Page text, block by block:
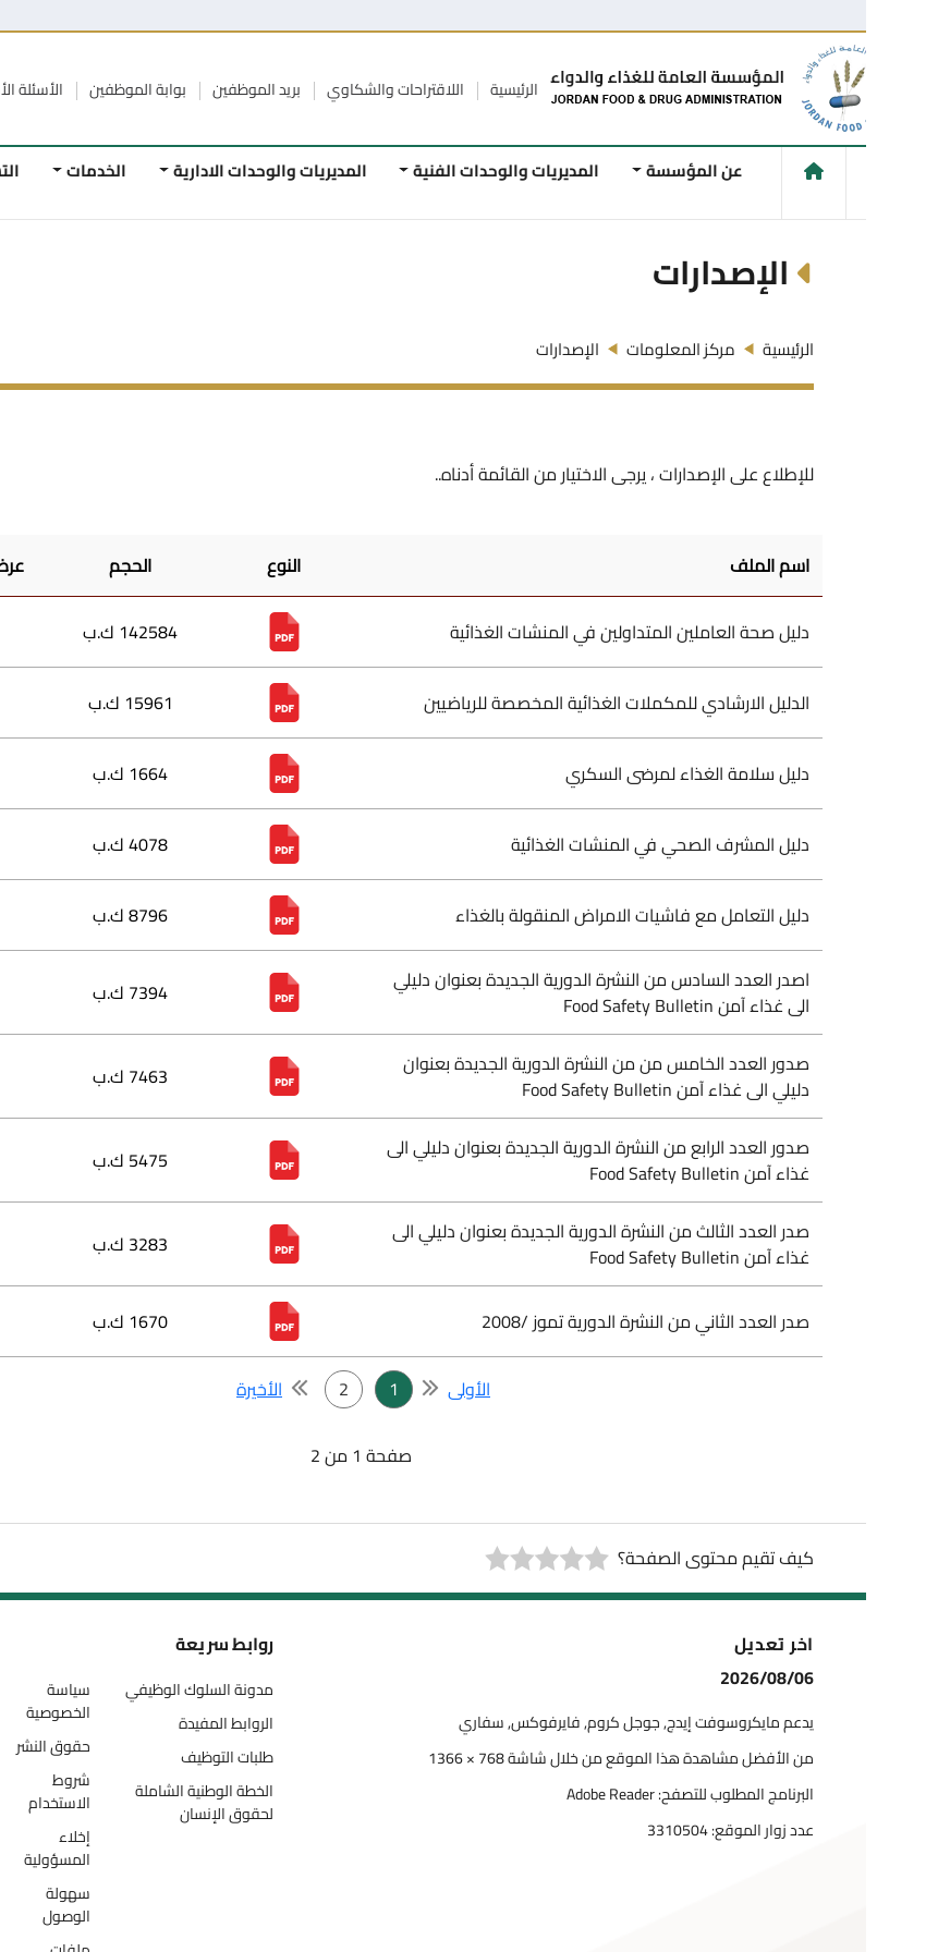
الرئيسية اللاقتراحات والشكاوي بريد الموظفين بوابة الموظفين الأسئلة الأكثر تكرار
عن المؤسسة المديريات والوحدات الفنية المديريات والوحدات الادارية الخدمات التشريعات
الإصدارات
مركز المعلومات الإصدارات
للإطلاع على الإصدارات ، يرجى الاختيار من القائمة أدناه..
اسم الملف عرض وتحميل
دليل صحة العاملين المتداولين في المنشات الغذائية
الدليل الارشادي للمكملات الغذائية المخصصة للرياضيين
دليل سلامة الغذاء لمرضى السكري
دليل المشرف الصحي في المنشات الغذائية
دليل التعامل مع فاشيات الامراض المنقولة بالغذاء
اصدر العدد السادس من النشرة الدورية الجديدة بعنوان دليلي
الى غذاء آمن Food Safety Bulletin
صدور العدد الخامس من من النشرة الدورية الجديدة بعنوان
دليلي الى غذاء آمن Food Safety Bulletin
صدور العدد الرابع من النشرة الدورية الجديدة بعنوان دليلي الى
صدر العدد الثالث من النشرة الدورية الجديدة بعنوان دليلي الى
صدر العدد الثاني من النشرة الدورية تموز /2008
1
2 الأخيرة
كيف تقيم محتوى الصفحة؟
اخر تعديل
2026/08/06
يدعم مايكروسوفت إيدج, جوجل كروم, فايرفوكس, سفاري
من الأفضل مشاهدة هذا الموقع من خلال شاشة 768 × 1366
البرنامج المطلوب للتصفح: Adobe Reader
عدد زوار الموقع:3310504
روابط سريعة
مدونة السلوك الوظيفي
الروابط المفيدة
طلبات التوظيف
الخطة الوطنية الشاملة
لحقوق الإنسان
سياسة
حقوق النشر
شروط
الاستخدام